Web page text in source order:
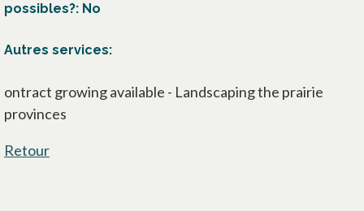
possibles?: No
Autres services:
ontract growing available - Landscaping the prairie
provinces
Retour